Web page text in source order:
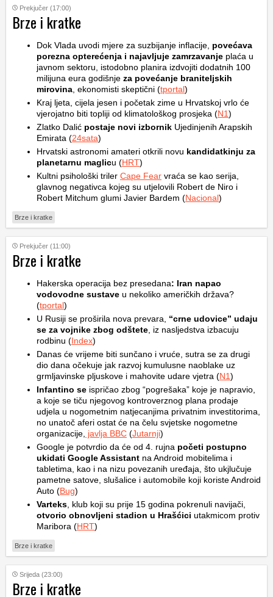
Prekjučer (17:00)
Brze i kratke
Dok Vlada uvodi mjere za suzbijanje inflacije, povećava
porezna opterećenja i najavljuje zamrzavanje plaća u
javnom sektoru, istodobno planira izdvojiti dodatnih 100
milijuna eura godišnje za povećanje braniteljskih
mirovina , ekonomisti skeptični (tportal)
Kraj ljeta, cijela jesen i početak zime u Hrvatskoj vrlo će
vjerojatno biti topliji od klimatološkog prosjeka (N1)
Zlatko Dalić postaje novi izbornik Ujedinjenih Arapskih
Emirata (24sata)
Hrvatski astronomi amateri otkrili novu kandidatkinju za
planetarnu maglicu (HRT)
Kultni psihološki triler Cape Fear vraća se kao serija,
glavnog negativca kojeg su utjelovili Robert de Niro i
Robert Mitchum glumi Javier Bardem (Nacional)
Brze i kratke
Prekjučer (11:00)
Brze i kratke
Hakerska operacija bez presedana: Iran napao
vodovodne sustave u nekoliko američkih država?
(tportal)
U Rusiji se proširila nova prevara, “crne udovice” udaju
se za vojnike zbog odštete , iz nasljedstva izbacuju
rodbinu (Index)
Danas će vrijeme biti sunčano i vruće, sutra se za drugi
dio dana očekuje jak razvoj kumulusne naoblake uz
grmljavinske pljuskove i mahovite udare vjetra (N1)
Infantino se ispričao zbog “pogrešaka” koje je napravio,
a koje se tiču njegovog kontroverznog plana prodaje
udjela u nogometnim natjecanjima privatnim investitorima,
no unatoč aferi ostat će na čelu svjetske nogometne
organizacije, javlja BBC (Jutarnji)
Google je potvrdio da će od 4. rujna početi postupno
ukidati Google Assistant na Android mobitelima i
tabletima, kao i na nizu povezanih uređaja, što ukjlučuje
pametne satove, slušalice i automobile koji koriste Android
Auto (Bug)
Varteks , klub koji su prije 15 godina pokrenuli navijači,
otvorio obnovljeni stadion u Hrašćici utakmicom protiv
Maribora (HRT)
Brze i kratke
Srijeda (23:00)
Brze i kratke